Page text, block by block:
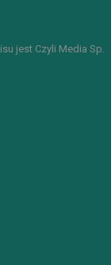
jest Czyli Media Sp.